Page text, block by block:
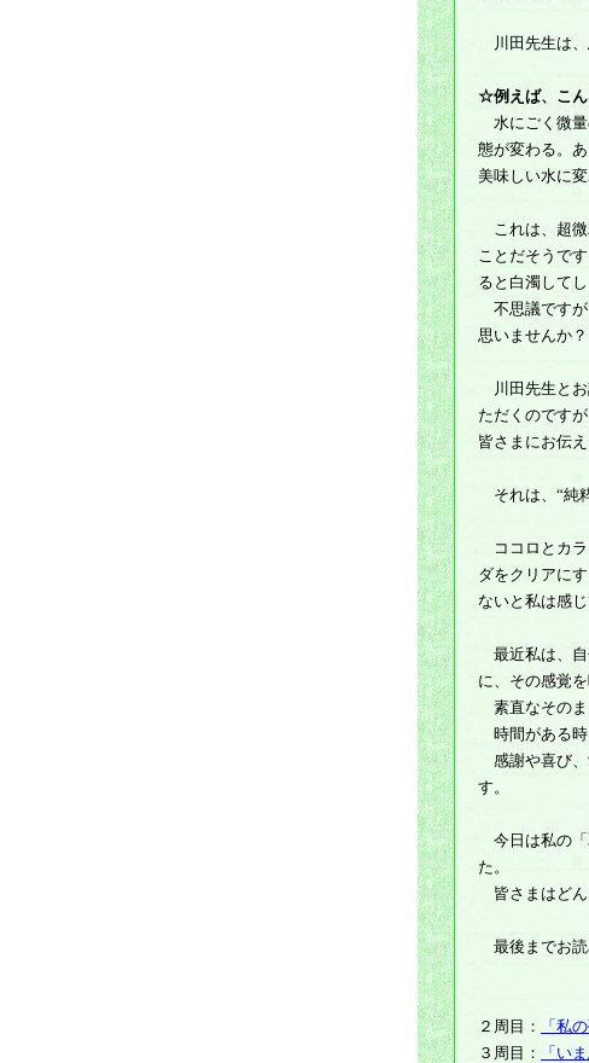
川田先生は、
☆例えば、こ
水にごく微量
態が変わる。
美味しい水に
これは、超微
ことだそうで
ると白濁して
不思議ですが
思いませんか？
川田先生とお
ただくのです
皆さまにお伝
それは、“純
ココロとカラ
ダをクリアに
ないと私は感じ
最近私は、自
に、その感覚
素直なそのま
時間がある時
感謝や喜び、
す。
今日は私の「
た。
皆さまはどん
最後までお読
２周目：
「私
３周目：
「い